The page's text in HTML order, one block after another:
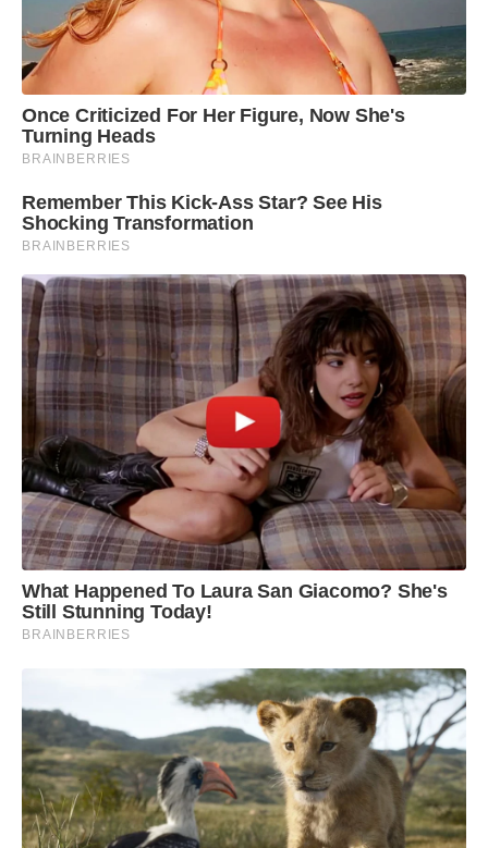
Once Criticized For Her Figure, Now She's
Turning Heads
BRAINBERRIES
Remember This Kick-Ass Star? See His
Shocking Transformation
BRAINBERRIES
What Happened To Laura San Giacomo? She's
Still Stunning Today!
BRAINBERRIES